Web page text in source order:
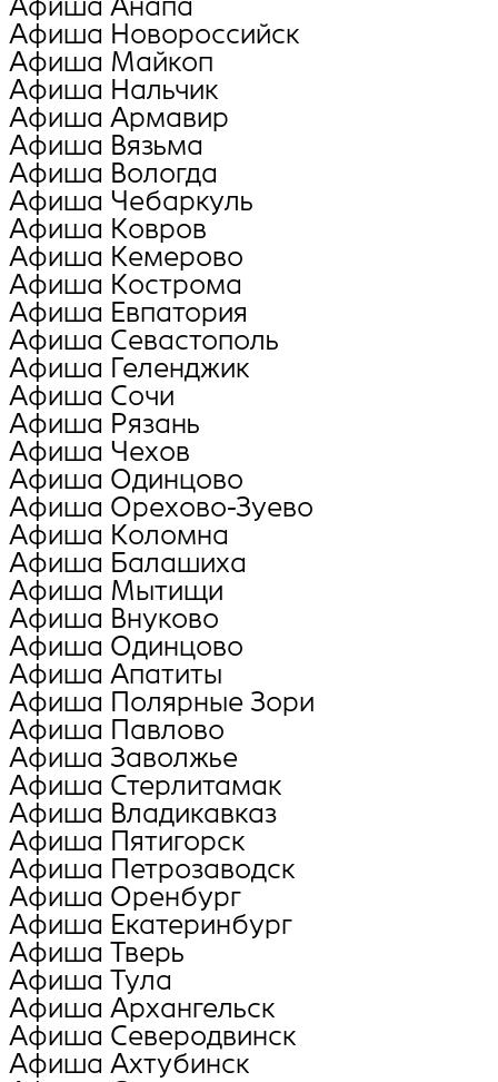
Афиша Анапа
Афиша Новороссийск
Афиша Майкоп
Афиша Нальчик
Афиша Армавир
Афиша Вязьма
Афиша Вологда
Афиша Чебаркуль
Афиша Ковров
Афиша Кемерово
Афиша Кострома
Афиша Евпатория
Афиша Севастополь
Афиша Геленджик
Афиша Сочи
Афиша Рязань
Афиша Чехов
Афиша Одинцово
Афиша Орехово-Зуево
Афиша Коломна
Афиша Балашиха
Афиша Мытищи
Афиша Внуково
Афиша Oдинцово
Афиша Апатиты
Афиша Полярные Зори
Афиша Павлово
Афиша Заволжье
Афиша Стерлитамак
Афиша Владикавказ
Афиша Пятигорск
Афиша Петрозаводск
Афиша Оренбург
Афиша Екатеринбург
Афиша Тверь
Афиша Тула
Афиша Архангельск
Афиша Северодвинск
Афиша Ахтубинск